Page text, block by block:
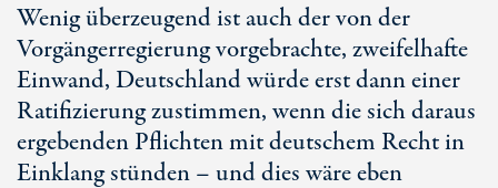
Wenig überzeugend ist auch der von der
Vorgängerregierung vorgebrachte, zweifelhafte
Einwand, Deutschland würde erst dann einer
Ratifizierung zustimmen, wenn die sich daraus
ergebenden Pflichten mit deutschem Recht in
Einklang stünden – und dies wäre eben